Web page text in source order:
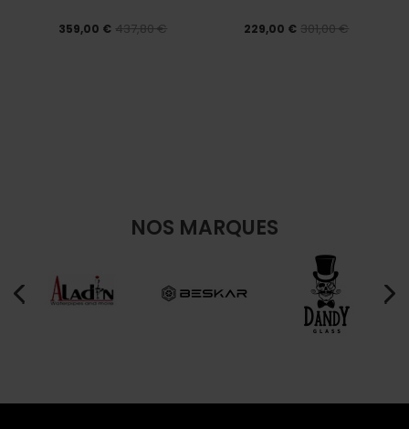
359,00 € 437,80 € 229,00 € 301,00 €
NOS MARQUES